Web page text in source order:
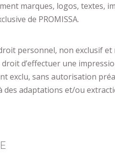
marques, logos, textes,
de PROMISSA.
personnel, non exclusif et
d’effectuer une
exclu, sans autorisation
des adaptations et/ou